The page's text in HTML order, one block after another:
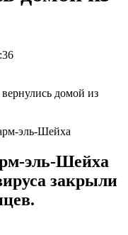
эль-Шейха
эль-Шейха
закрыли